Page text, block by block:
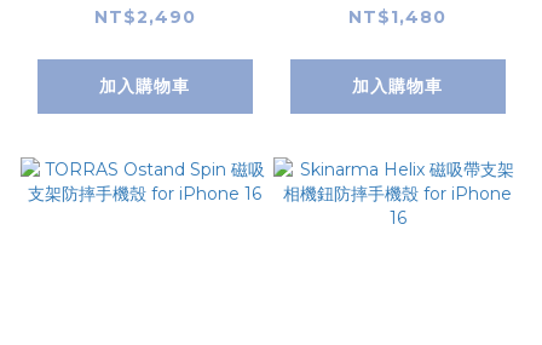
殼
NT$2,490
加入購物車
iPhone 16
NT$1,480
加入購物車